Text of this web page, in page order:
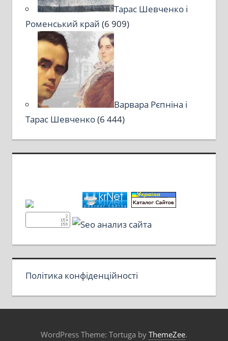
Тарас Шевченко і
Роменський край (6 909)
Варвара Рєпніна і
Тарас Шевченко(6 444)
Політика конфіденційності
WordPress Theme: Tortuga by ThemeZee.